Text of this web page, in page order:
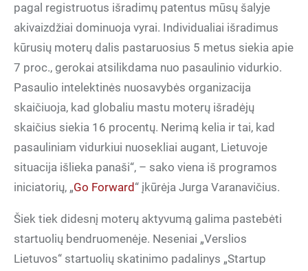
pagal registruotus išradimų patentus mūsų šalyje
akivaizdžiai dominuoja vyrai. Individualiai išradimus
kūrusių moterų dalis pastaruosius 5 metus siekia apie
7 proc., gerokai atsilikdama nuo pasaulinio vidurkio.
Pasaulio intelektinės nuosavybės organizacija
skaičiuoja, kad globaliu mastu moterų išradėjų
skaičius siekia 16 procentų. Nerimą kelia ir tai, kad
pasauliniam vidurkiui nuosekliai augant, Lietuvoje
situacija išlieka panaši“, – sako viena iš programos
iniciatorių, „Go Forward “ įkūrėja Jurga Varanavičius.
Šiek tiek didesnį moterų aktyvumą galima pastebėti
startuolių bendruomenėje. Neseniai „Verslios
Lietuvos“ startuolių skatinimo padalinys „Startup